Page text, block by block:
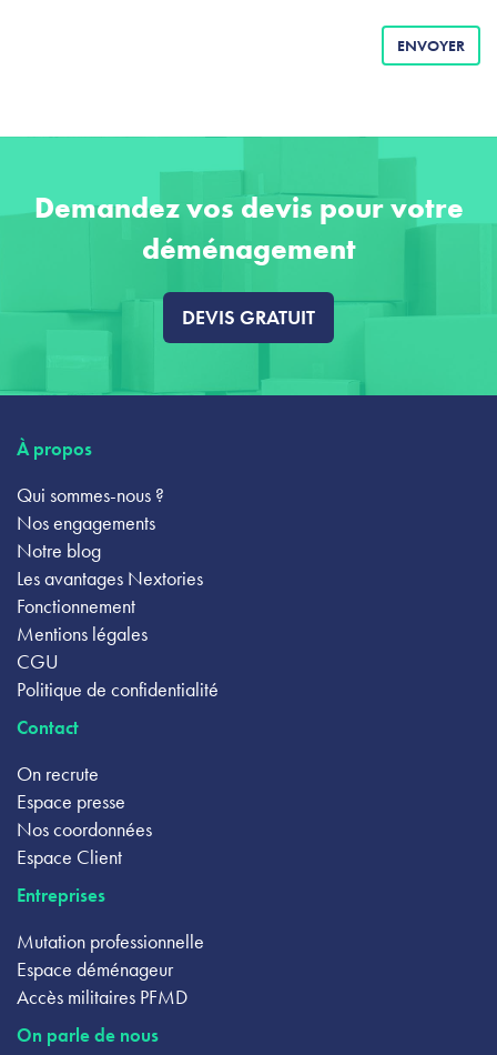
ENVOYER
Demandez vos devis pour votre
déménagement
DEVIS GRATUIT
À propos
Qui sommes-nous ?
Nos engagements
Notre blog
Les avantages Nextories
Fonctionnement
Mentions légales
CGU
Politique de confidentialité
Contact
On recrute
Espace presse
Nos coordonnées
Espace Client
Entreprises
Mutation professionnelle
Espace déménageur
Accès militaires PFMD
On parle de nous